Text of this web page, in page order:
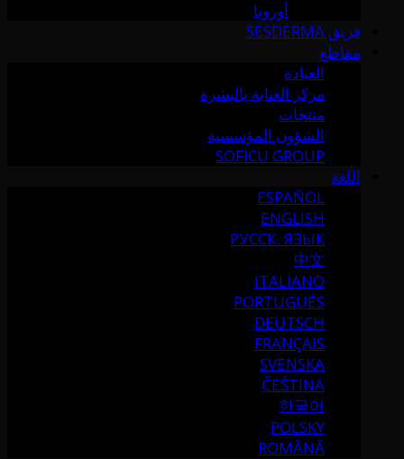
أوروبا
فريق SESDERMA
مقاطع
العيادة
مركز العناية بالبشرة
منتجات
الشؤون المؤسسية
SOFICU GROUP
اللغة
ESPAÑOL
ENGLISH
РУССК. ЯЗЫК
中文
ITALIANO
PORTUGUÉS
DEUTSCH
FRANÇAIS
SVENSKA
ČEŠTINA
한국어
POLSKY
ROMÂNĂ